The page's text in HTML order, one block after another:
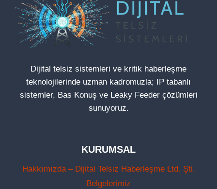
Dijital telsiz sistemleri ve kritik haberleşme
teknolojilerinde uzman kadromuzla; IP tabanlı
sistemler, Bas Konuş ve Leaky Feeder çözümleri
sunuyoruz.
KURUMSAL
Hakkımızda – Dijital Telsiz Haberleşme Ltd. Şti.
Belgelerimiz